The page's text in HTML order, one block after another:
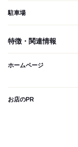
駐車場
特徴・関連情報
ホームページ
お店のPR